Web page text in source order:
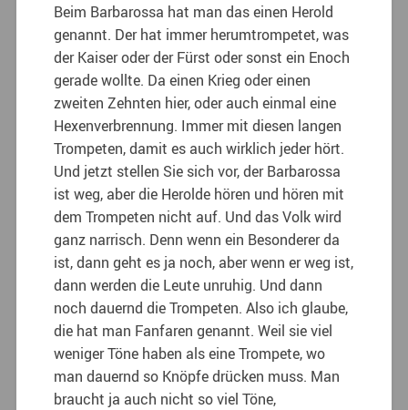
Beim Barbarossa hat man das einen Herold
genannt. Der hat immer herumtrompetet, was
der Kaiser oder der Fürst oder sonst ein Enoch
gerade wollte. Da einen Krieg oder einen
zweiten Zehnten hier, oder auch einmal eine
Hexenverbrennung. Immer mit diesen langen
Trompeten, damit es auch wirklich jeder hört.
Und jetzt stellen Sie sich vor, der Barbarossa
ist weg, aber die Herolde hören und hören mit
dem Trompeten nicht auf. Und das Volk wird
ganz narrisch. Denn wenn ein Besonderer da
ist, dann geht es ja noch, aber wenn er weg ist,
dann werden die Leute unruhig. Und dann
noch dauernd die Trompeten. Also ich glaube,
die hat man Fanfaren genannt. Weil sie viel
weniger Töne haben als eine Trompete, wo
man dauernd so Knöpfe drücken muss. Man
braucht ja auch nicht so viel Töne,